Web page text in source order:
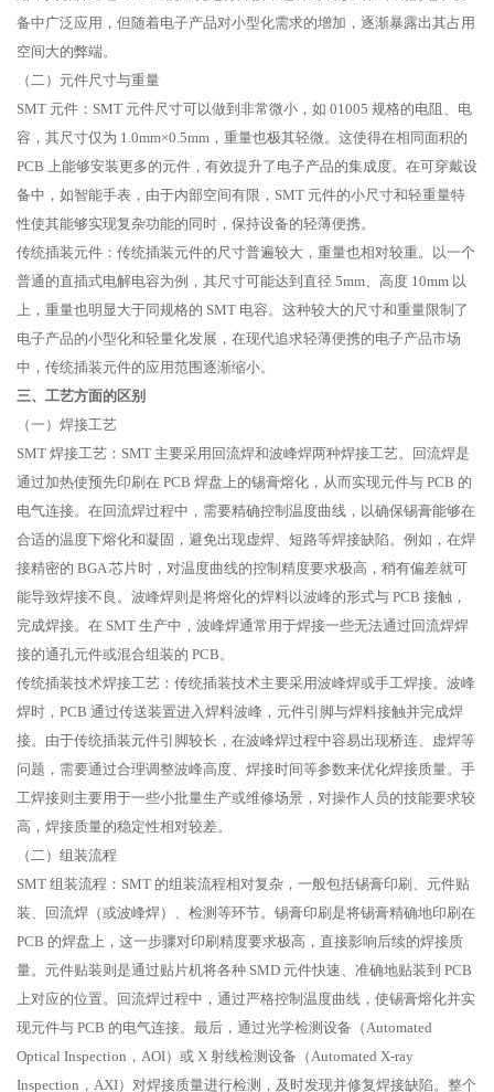
备中广泛应用，但随着电子产品对小型化需求的增加，逐渐暴露出其占用
空间大的弊端。
（二）元件尺寸与重量
SMT 元件：SMT 元件尺寸可以做到非常微小，如 01005 规格的电阻、电
容，其尺寸仅为 1.0mm×0.5mm，重量也极其轻微。这使得在相同面积的
PCB 上能够安装更多的元件，有效提升了电子产品的集成度。在可穿戴设
备中，如智能手表，由于内部空间有限，SMT 元件的小尺寸和轻重量特
性使其能够实现复杂功能的同时，保持设备的轻薄便携。
传统插装元件：传统插装元件的尺寸普遍较大，重量也相对较重。以一个
普通的直插式电解电容为例，其尺寸可能达到直径 5mm、高度 10mm 以
上，重量也明显大于同规格的 SMT 电容。这种较大的尺寸和重量限制了
电子产品的小型化和轻量化发展，在现代追求轻薄便携的电子产品市场
中，传统插装元件的应用范围逐渐缩小。
三、工艺方面的区别
（一）焊接工艺
SMT 焊接工艺：SMT 主要采用回流焊和波峰焊两种焊接工艺。回流焊是
通过加热使预先印刷在 PCB 焊盘上的锡膏熔化，从而实现元件与 PCB 的
电气连接。在回流焊过程中，需要精确控制温度曲线，以确保锡膏能够在
合适的温度下熔化和凝固，避免出现虚焊、短路等焊接缺陷。例如，在焊
接精密的 BGA 芯片时，对温度曲线的控制精度要求极高，稍有偏差就可
能导致焊接不良。波峰焊则是将熔化的焊料以波峰的形式与 PCB 接触，
完成焊接。在 SMT 生产中，波峰焊通常用于焊接一些无法通过回流焊焊
接的通孔元件或混合组装的 PCB。
传统插装技术焊接工艺：传统插装技术主要采用波峰焊或手工焊接。波峰
焊时，PCB 通过传送装置进入焊料波峰，元件引脚与焊料接触并完成焊
接。由于传统插装元件引脚较长，在波峰焊过程中容易出现桥连、虚焊等
问题，需要通过合理调整波峰高度、焊接时间等参数来优化焊接质量。手
工焊接则主要用于一些小批量生产或维修场景，对操作人员的技能要求较
高，焊接质量的稳定性相对较差。
（二）组装流程
SMT 组装流程：SMT 的组装流程相对复杂，一般包括锡膏印刷、元件贴
装、回流焊（或波峰焊）、检测等环节。锡膏印刷是将锡膏精确地印刷在
PCB 的焊盘上，这一步骤对印刷精度要求极高，直接影响后续的焊接质
量。元件贴装则是通过贴片机将各种 SMD 元件快速、准确地贴装到 PCB
上对应的位置。回流焊过程中，通过严格控制温度曲线，使锡膏熔化并实
现元件与 PCB 的电气连接。最后，通过光学检测设备（Automated
Optical Inspection，AOI）或 X 射线检测设备（Automated X-ray
Inspection，AXI）对焊接质量进行检测，及时发现并修复焊接缺陷。整个